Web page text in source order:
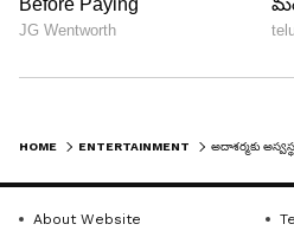
LATEST VIDEOS
HOME ENTERTAINMENT అదాశర్మకు
About Website